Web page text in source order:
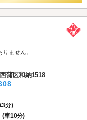
ません。
蒲区和納1518
3分)
(車10分)